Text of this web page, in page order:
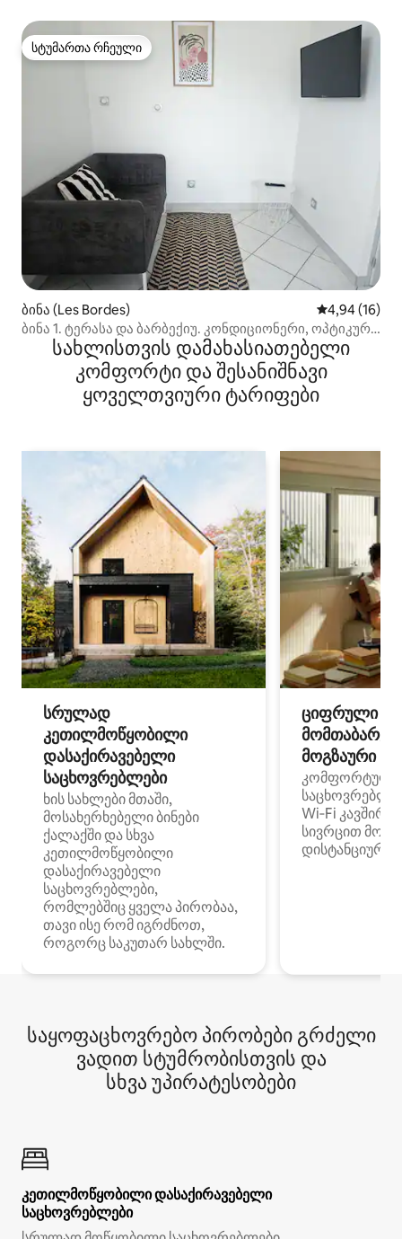
სტუმართა რჩეული
სტუმართა რჩეული
ბინა (Les Bordes) საშუალო
4,94 (16)
ბინა 1. ტერასა და ბარბექიუ. კონდიციონერი, ოპტიკურ-
ბოჭკოვანი ინტერნეტი და პარკირების ადგილი
სახლისთვის დამახასიათებელი
კომფორტი და შესანიშნავი
ყოველთვიური ტარიფები
სრულად
კეთილმოწყობილი
დასაქირავებელი
საცხოვრებლები
ხის სახლები მთაში,
მოსახერხებელი ბინები
ქალაქში და სხვა
კეთილმოწყობილი
დასაქირავებელი
საცხოვრებლები,
რომლებშიც ყველა პირობაა,
თავი ისე რომ იგრძნოთ,
როგორც საკუთარ სახლში.
ციფრული
მოგზაური
კომფორტული
Wi‑Fi
სივრცით
დისტანციური
საყოფაცხოვრებო პირობები გრძელი
ვადით სტუმრობისთვის და
სხვა უპირატესობები
კეთილმოწყობილი დასაქირავებელი
საცხოვრებლები